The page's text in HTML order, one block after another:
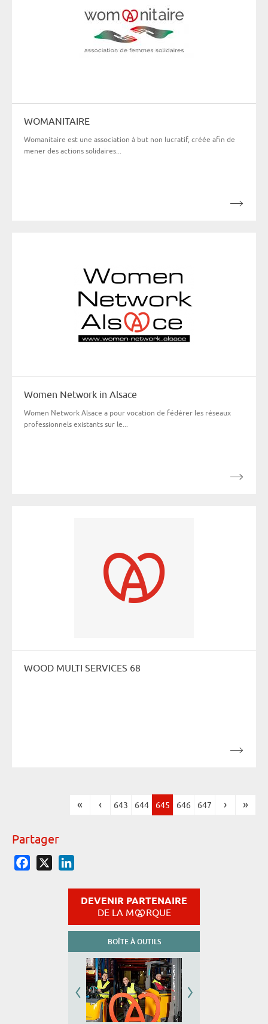
WOMANITAIRE
Womanitaire est une association à but non lucratif, créée afin de
mener des actions solidaires...
Women Network in Alsace
Women Network Alsace a pour vocation de fédérer les réseaux
professionnels existants sur le...
WOOD MULTI SERVICES 68
« ‹ 643 644 645 646 647 › »
Partager
Facebook
DEVENIR PARTENAIRE
DE LA M RQUE
BOÎTE À OUTILS